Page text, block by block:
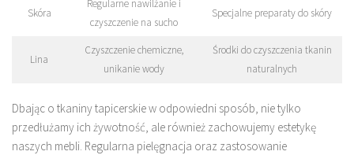
Skóra
Regularne nawilżanie i
czyszczenie na sucho
Specjalne preparaty do skóry
Lina
Czyszczenie chemiczne,
unikanie wody
Środki do czyszczenia tkanin
naturalnych
Dbając o tkaniny tapicerskie w odpowiedni sposób, nie tylko
przedłużamy ich żywotność, ale również zachowujemy estetykę
naszych mebli. Regularna pielęgnacja oraz zastosowanie